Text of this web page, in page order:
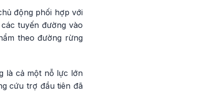
động phối hợp với
tuyến đường vào
theo đường rừng
là cả một nỗ lực lớn
cứu trợ đầu tiên đã